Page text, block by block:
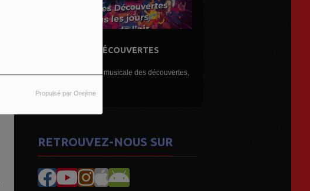
Propulsé par Orejime
DE L'AIR...LES DÉCOUVERTES
Une belle émission musicale des découvertes,
RETROUVEZ-NOUS SUR